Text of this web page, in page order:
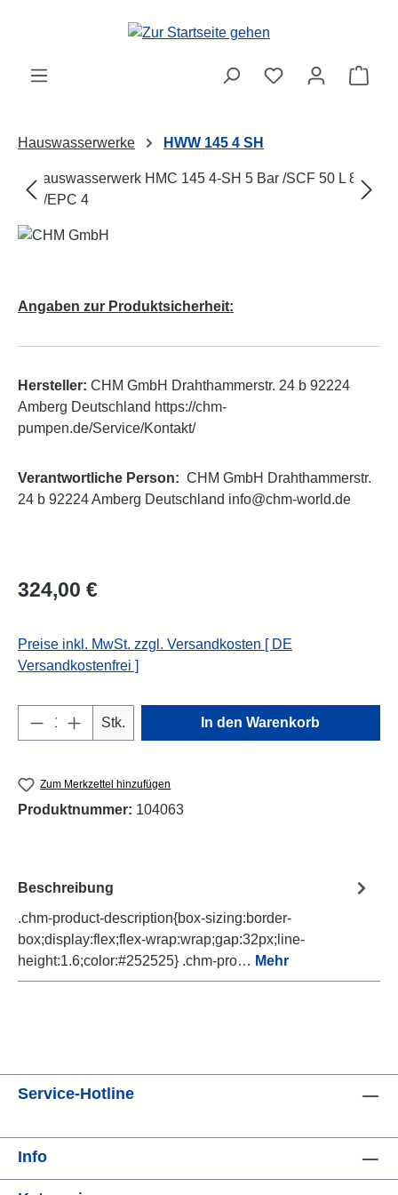
Zum Hauptinhalt springen
Hauswasserwerke HWW 145 4 SH
Bildergalerie überspringen
Angaben zur Produktsicherheit:
Hersteller: CHM GmbH Drahthammerstr. 24 b 92224
Amberg Deutschland https://chm-
pumpen.de/Service/Kontakt/
Verantwortliche Person: CHM GmbH Drahthammerstr.
24 b 92224 Amberg Deutschland info@chm-world.de
Regulärer Preis:
324,00 €
Preise inkl. MwSt. zzgl. Versandkosten [ DE
Versandkostenfrei ]
Produkt Anzahl: Gib den gewünschten
Stk. In den Warenkorb
Zum Merkzettel hinzufügen
Produktnummer: 104063
Beschreibung
.chm-product-description{box-sizing:border-
box;display:flex;flex-wrap:wrap;gap:32px;line-
height:1.6;color:#252525} .chm-pro… Mehr
Service-Hotline
Info